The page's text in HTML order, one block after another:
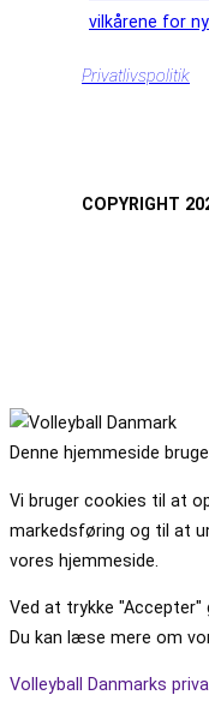
vilkårene for
Privatlivspolitik
COPYRIGHT
Denne hjemmeside
Vi bruger cookies til at
markedsføring og til at
vores hjemmeside.
Ved at trykke "Accepter"
Du kan læse mere om
Volleyball Danmarks